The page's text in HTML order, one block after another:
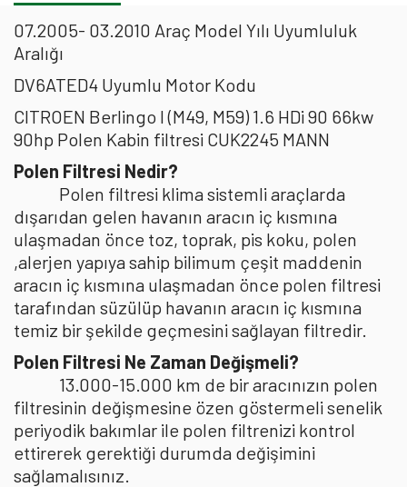
07.2005- 03.2010 Araç Model Yılı Uyumluluk
Aralığı
DV6ATED4 Uyumlu Motor Kodu
CITROEN Berlingo I (M49, M59) 1.6 HDi 90 66kw
90hp Polen Kabin filtresi CUK2245 MANN
Polen Filtresi Nedir?
Polen filtresi klima sistemli araçlarda
dışarıdan gelen havanın aracın iç kısmına
ulaşmadan önce toz, toprak, pis koku, polen
,alerjen yapıya sahip bilimum çeşit maddenin
aracın iç kısmına ulaşmadan önce polen filtresi
tarafından süzülüp havanın aracın iç kısmına
temiz bir şekilde geçmesini sağlayan filtredir.
Polen Filtresi Ne Zaman Değişmeli?
13.000-15.000 km de bir aracınızın polen
filtresinin değişmesine özen göstermeli senelik
periyodik bakımlar ile polen filtrenizi kontrol
ettirerek gerektiği durumda değişimini
sağlamalısınız.